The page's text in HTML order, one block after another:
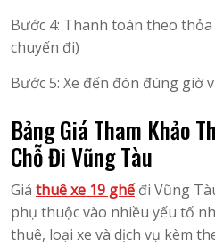
Bước 4: Thanh toán theo
chuyến đi)
Bước 5: Xe đến đón đúng giờ
Bảng Giá Tham Khảo
Chỗ Đi Vũng Tàu
Giá thuê xe 19 ghếđi Vũng
phụ thuộc vào nhiều yếu tố
thuê, loại xe và dịch vụ kèm